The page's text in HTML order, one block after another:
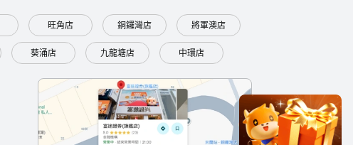
旺角店 銅鑼灣店 將軍澳店
葵涌店 九龍塘店 中環店